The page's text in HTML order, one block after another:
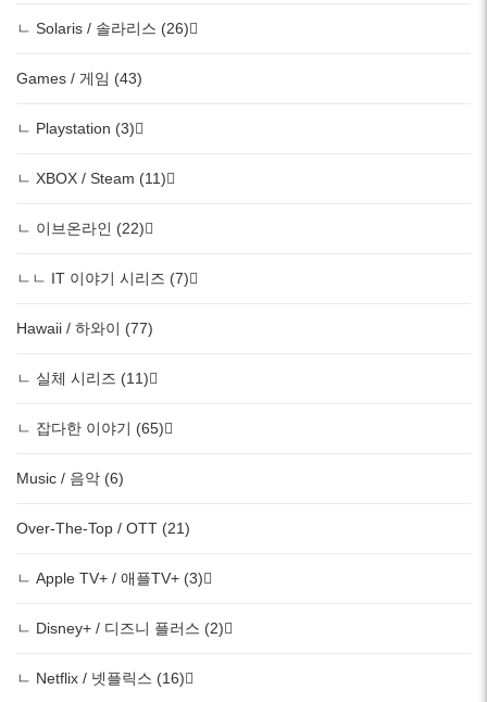
ㄴ Solaris / 솔라리스 (26)
Games / 게임 (43)
ㄴ Playstation (3)
ㄴ XBOX / Steam (11)
ㄴ 이브온라인 (22)
ㄴㄴ IT 이야기 시리즈 (7)
Hawaii / 하와이 (77)
ㄴ 실체 시리즈 (11)
ㄴ 잡다한 이야기 (65)
Music / 음악 (6)
Over-The-Top / OTT (21)
ㄴ Apple TV+ / 애플TV+ (3)
ㄴ Disney+ / 디즈니 플러스 (2)
ㄴ Netflix / 넷플릭스 (16)